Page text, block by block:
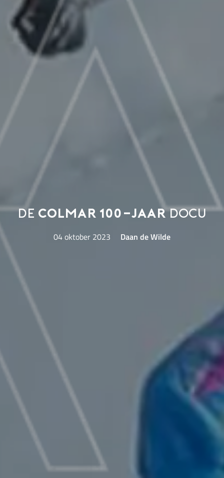
De Colmar 100-jaardocu
04 oktober 2023 Daan de Wilde